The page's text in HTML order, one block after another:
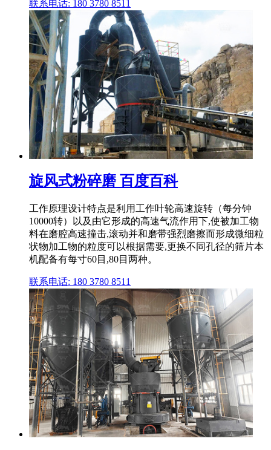
联系电话: 180 3780 8511
旋风式粉碎磨 百度百科
工作原理设计特点是利用工作叶轮高速旋转（每分钟
10000转）以及由它形成的高速气流作用下,使被加工物
料在磨腔高速撞击,滚动并和磨带强烈磨擦而形成微细粒
状物加工物的粒度可以根据需要,更换不同孔径的筛片本
机配备有每寸60目,80目两种。
联系电话: 180 3780 8511